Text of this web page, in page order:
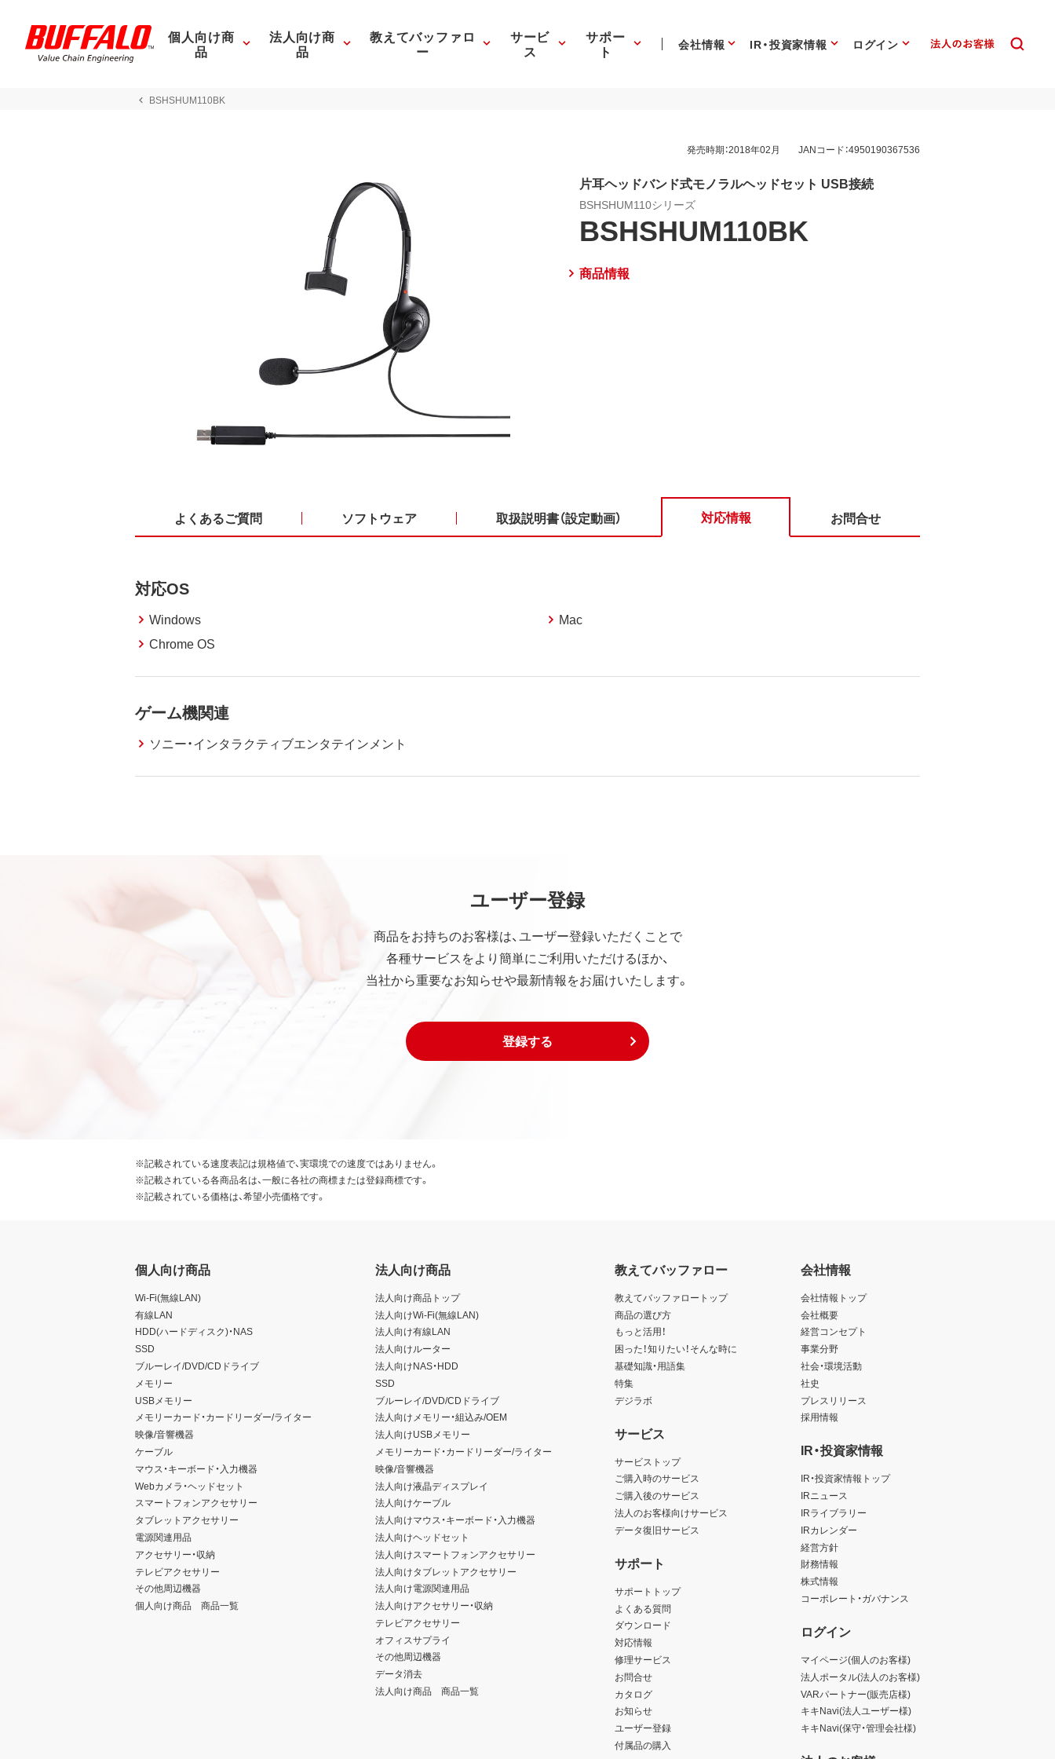
個人向け商
品
法人向け商
品
教えてバッファロ
ー
サービ
ス
サポー
ト 会社情報 IR・投資家情報 ログイン
BSHSHUM110BK
発売時期：2018年02月 JANコード：4950190367536
片耳ヘッドバンド式モノラルヘッドセット USB接続
BSHSHUM110シリーズ
BSHSHUM110BK
商品情報
よくあるご質問 ソフトウェア 取扱説明書（設定動画） 対応情報 お問合せ
対応OS
Windows
Mac
Chrome OS
ゲーム機関連
ソニー・インタラクティブエンタテインメント
ユーザー登録
商品をお持ちのお客様は、ユーザー登録いただくことで
各種サービスをより簡単にご利用いただけるほか、
当社から重要なお知らせや最新情報をお届けいたします。
登録する
※記載されている速度表記は規格値で、実環境での速度ではありません。
※記載されている各商品名は、一般に各社の商標または登録商標です。
※記載されている価格は、希望小売価格です。
個人向け商品
Wi-Fi(無線LAN)
有線LAN
HDD(ハードディスク)・NAS
SSD
ブルーレイ/DVD/CDドライブ
メモリー
USBメモリー
メモリーカード・カードリーダー/ライター
映像/音響機器
ケーブル
マウス・キーボード・入力機器
Webカメラ・ヘッドセット
スマートフォンアクセサリー
タブレットアクセサリー
電源関連用品
アクセサリー・収納
テレビアクセサリー
その他周辺機器
個人向け商品 商品一覧
法人向け商品
法人向け商品トップ
法人向けWi-Fi(無線LAN)
法人向け有線LAN
法人向けルーター
法人向けNAS・HDD
SSD
ブルーレイ/DVD/CDドライブ
法人向けメモリー・組込み/OEM
法人向けUSBメモリー
メモリーカード・カードリーダー/ライター
映像/音響機器
法人向け液晶ディスプレイ
法人向けケーブル
法人向けマウス・キーボード・入力機器
法人向けヘッドセット
法人向けスマートフォンアクセサリー
法人向けタブレットアクセサリー
法人向け電源関連用品
法人向けアクセサリー・収納
テレビアクセサリー
オフィスサプライ
その他周辺機器
データ消去
法人向け商品 商品一覧
教えてバッファロー
教えてバッファロートップ
商品の選び方
もっと活用！
困った！知りたい！そんな時に
基礎知識・用語集
特集
デジラボ
サービス
サービストップ
ご購入時のサービス
ご購入後のサービス
法人のお客様向けサービス
データ復旧サービス
サポート
サポートトップ
よくある質問
ダウンロード
対応情報
修理サービス
お問合せ
カタログ
お知らせ
ユーザー登録
付属品の購入
会社情報
会社情報トップ
会社概要
経営コンセプト
事業分野
社会・環境活動
社史
プレスリリース
採用情報
IR・投資家情報
IR・投資家情報トップ
IRニュース
IRライブラリー
IRカレンダー
経営方針
財務情報
株式情報
コーポレート・ガバナンス
ログイン
マイページ(個人のお客様)
法人ポータル(法人のお客様)
VARパートナー(販売店様)
キキNavi(法人ユーザー様)
キキNavi(保守・管理会社様)